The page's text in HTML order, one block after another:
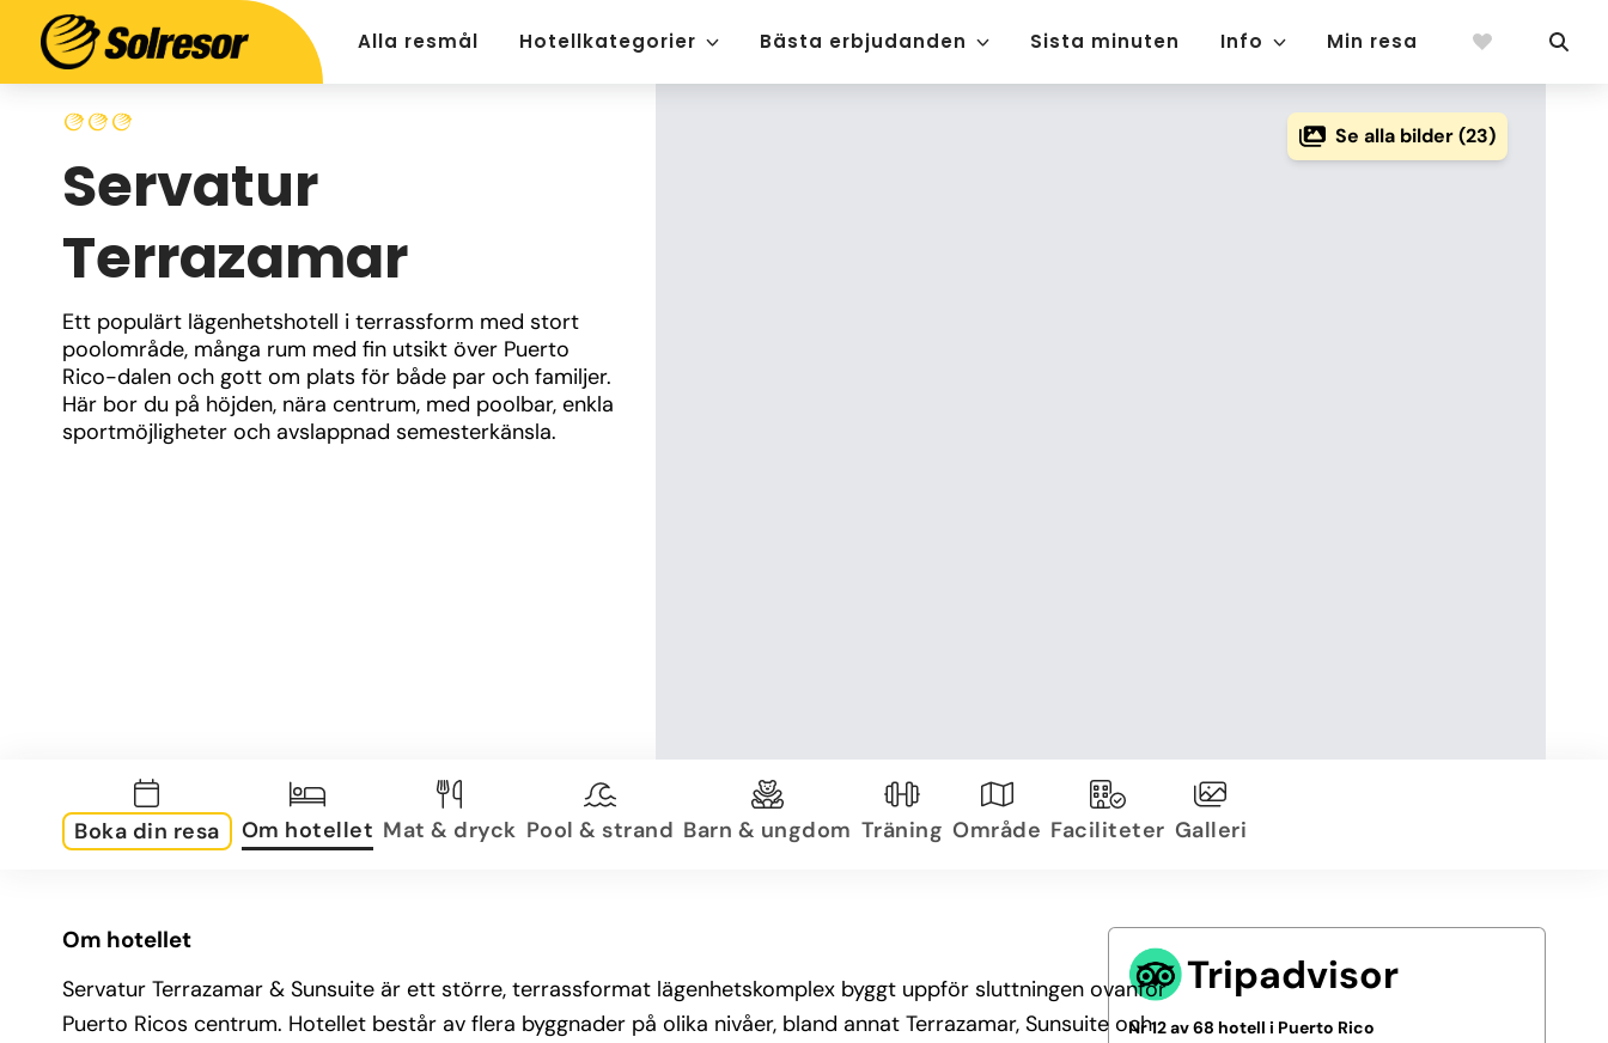
Alla resmål Hotellkategorier Bästa erbjudanden Sista minuten Info Min resa
Servatur
Terrazamar
Ett populärt lägenhetshotell i terrassform med stort
poolområde, många rum med fin utsikt över Puerto
Rico-dalen och gott om plats för både par och familjer.
Här bor du på höjden, nära centrum, med poolbar, enkla
sportmöjligheter och avslappnad semesterkänsla.
Se alla bilder (23)
Boka din resa Om hotellet Mat & dryck Pool & strand Barn & ungdom Träning Område Faciliteter Galleri
Om hotellet
Servatur Terrazamar & Sunsuite är ett större, terrassformat lägenhetskomplex byggt uppför sluttningen ovanför
Puerto Ricos centrum. Hotellet består av flera byggnader på olika nivåer, bland annat Terrazamar, Sunsuite och
Tripadvisor
Nr 12 av 68 hotell i Puerto Rico